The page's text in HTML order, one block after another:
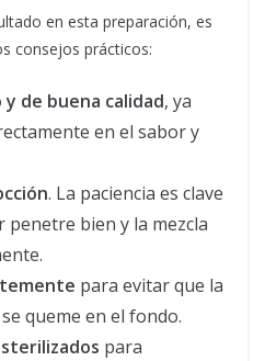
en esta preparación, es
consejos prácticos:
de buena calidad, ya
en el sabor y
. La paciencia es clave
penetre bien y la mezcla
para evitar que la
queme en el fondo.
para